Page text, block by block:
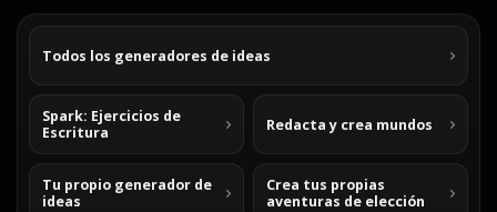
Todos los generadores de ideas
Spark: Ejercicios de
Escritura
Redacta y crea mundos
Tu propio generador de
ideas
Crea tus propias
aventuras de elección